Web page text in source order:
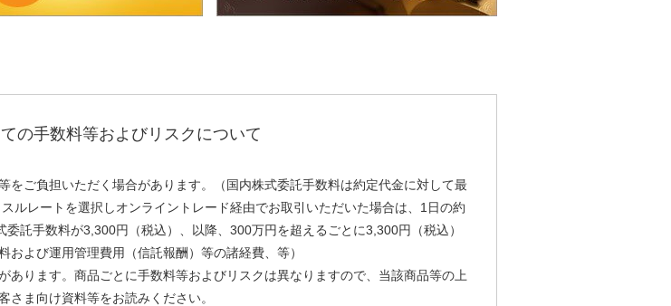
の手数料等およびリスクについて
をご負担いただく場合があります。（国内株式委託手数料は約定代金に対して最
ルレートを選択しオンライントレード経由でお取引いただいた場合は、1日の約
託手数料が3,300円（税込）、以降、300万円を超えるごとに3,300円（税込）
よび運用管理費用（信託報酬）等の諸経費、等）
あります。商品ごとに手数料等およびリスクは異なりますので、当該商品等の上
ま向け資料等をお読みください。